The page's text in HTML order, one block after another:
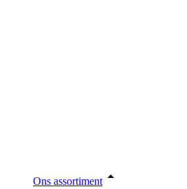
Ons assortiment